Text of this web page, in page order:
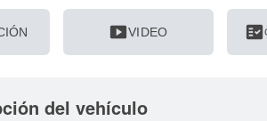
smart_displayVIDEO fact_check
del vehículo